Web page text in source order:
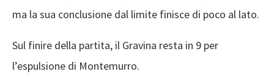
ma la sua conclusione dal limite finisce di poco al lato.
Sul finire della partita, il Gravina resta in 9 per
l’espulsione di Montemurro.